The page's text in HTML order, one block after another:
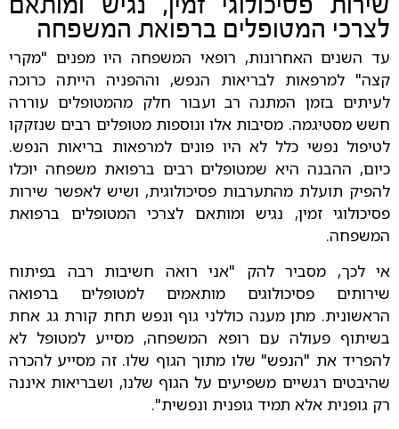
לצרכי המטופלים ברפואת המשפחה
עד השנים האחרונות, רופאי המשפחה היו מפנים "מקרי
קצה" למרפאות לבריאות הנפש, וההפניה הייתה כרוכה
לעיתים בזמן המתנה רב ועבור חלק מהמטופלים עוררה
חשש מסטיגמה. מסיבות אלו ונוספות מטופלים רבים שנזקקו
לטיפול נפשי כלל לא היו פונים למרפאות בריאות הנפש.
כיום, ההבנה היא שמטופלים רבים ברפואת משפחה יוכלו
להפיק תועלת מהתערבות פסיכולוגית, ושיש לאפשר שירות
פסיכולוגי זמין, נגיש ומותאם לצרכי המטופלים ברפואת
המשפחה.
אי לכך, מסביר להק "אני רואה חשיבות רבה בפיתוח
שירותים פסיכולוגים מותאמים למטופלים ברפואה
הראשונית. מתן מענה כוללני גוף ונפש תחת קורת גג אחת
בשיתוף פעולה עם רופא המשפחה, מסייע למטופל לא
להפריד את "הנפש" שלו מתוך הגוף שלו. זה מסייע להכרה
שהיבטים רגשיים משפיעים על הגוף שלנו, ושבריאות איננה
רק גופנית אלא תמיד גופנית ונפשית".